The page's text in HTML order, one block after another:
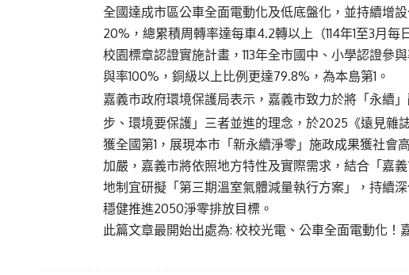
全國達成市區公車全面電動化及低底盤化，並持續增設
20%，總累積周轉率達每車4.2轉以上（114年1至3月
校園標章認證實施計畫，113年全市國中、小學認證參
與率100%，銅級以上比例更達79.8%，為本島第1。
嘉義市政府環境保護局表示，嘉義市致力於將「永續
步、環境要保護」三者並進的理念，於2025《遠見雜
獲全國第1，展現本市「新永續淨零」施政成果獲社
加嚴，嘉義市將依照地方特性及實際需求，結合「嘉
地制宜研擬「第三期溫室氣體減量執行方案」，持續
穩健推進2050淨零排放目標。
此篇文章最開始出處為: 校校光電、公車全面電動化！